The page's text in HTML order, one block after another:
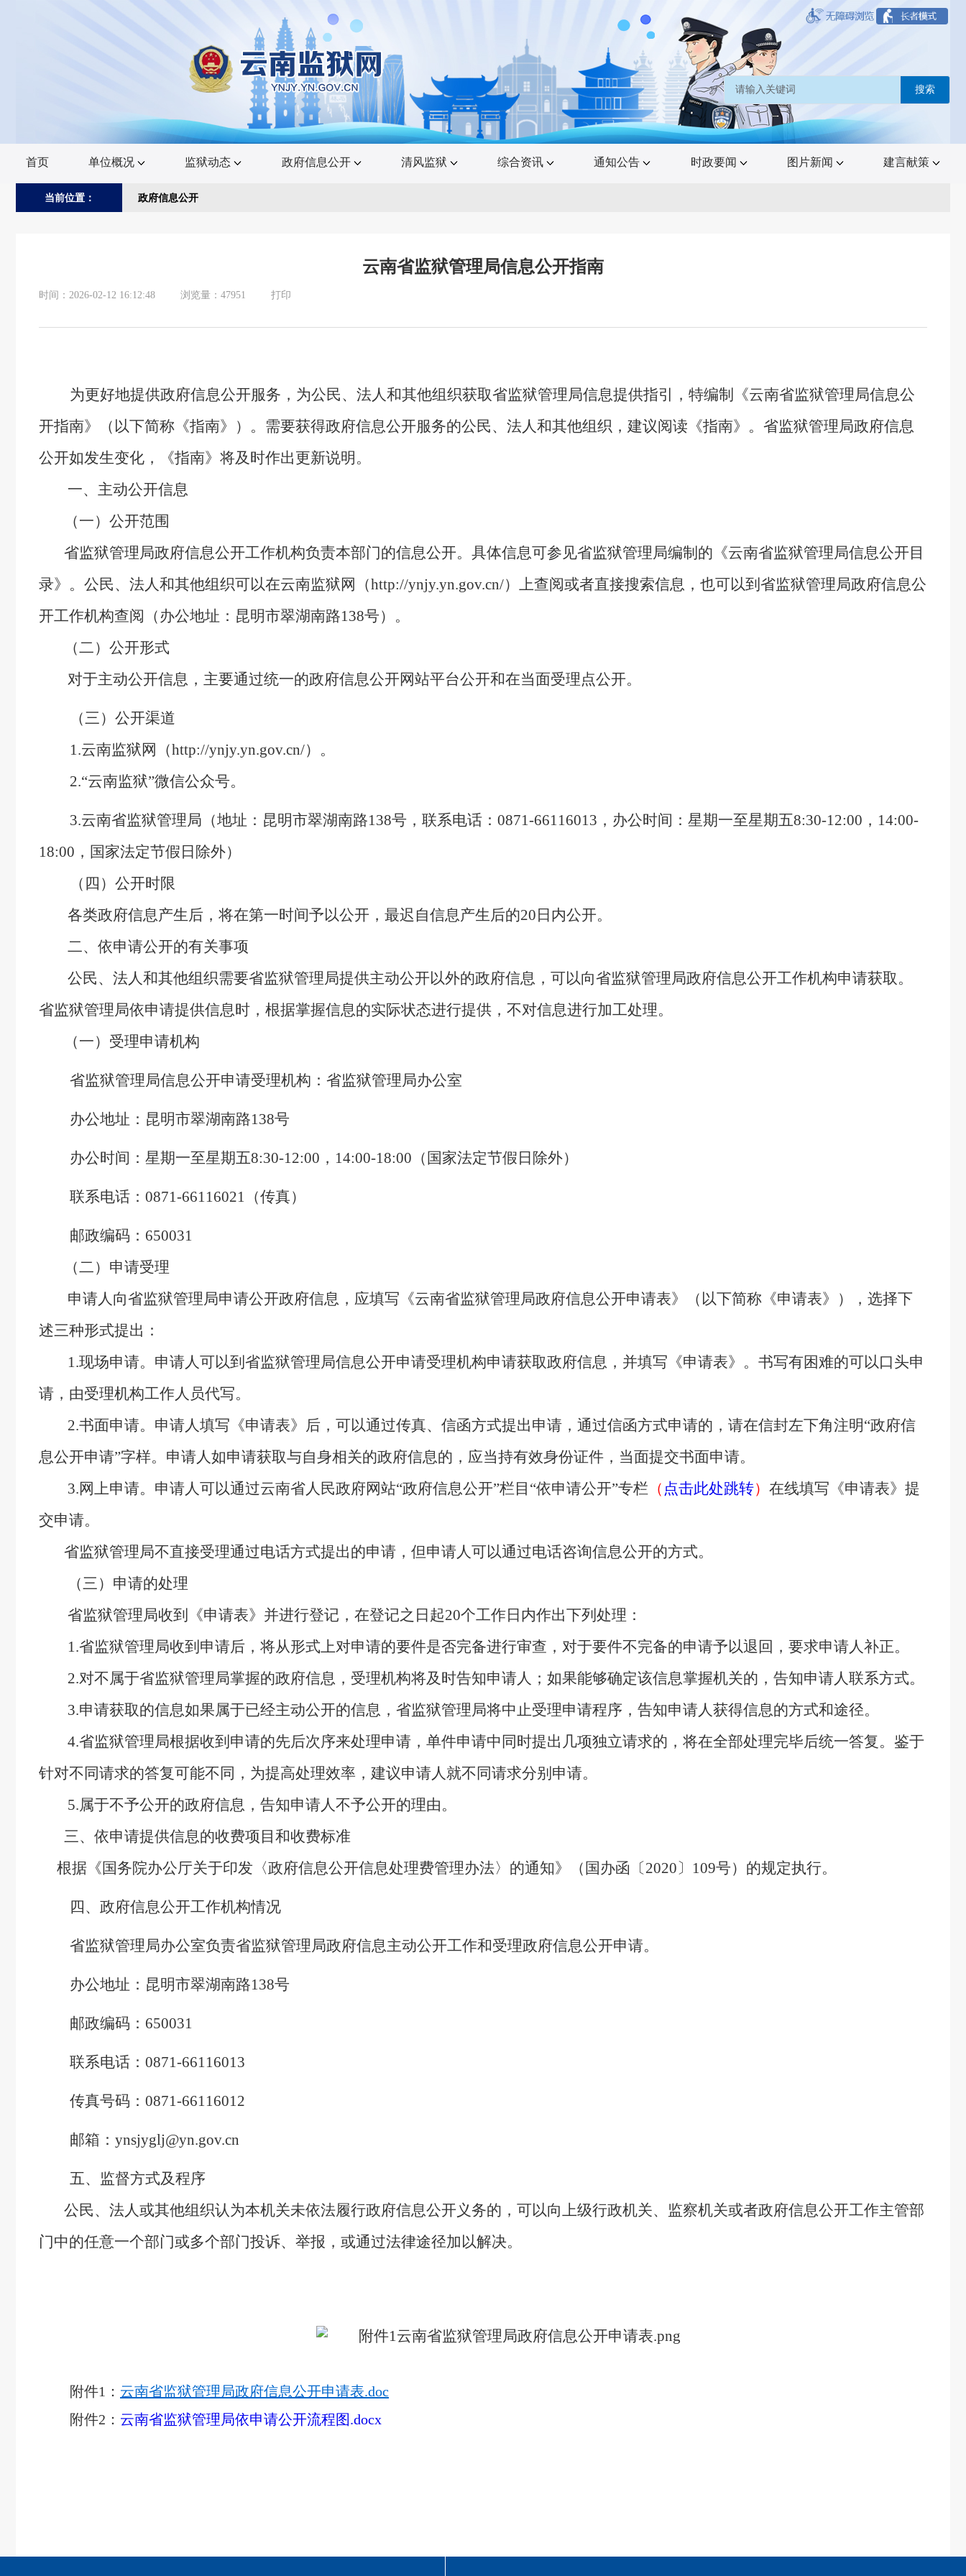
搜索
首页 单位概况 监狱动态 政府信息公开 清风监狱 综合资讯 通知公告 时政要闻 图片新闻 建言献策
当前位置： 政府信息公开
云南省监狱管理局信息公开指南
时间：2026-02-12 16:12:48 浏览量：47951 打印
为更好地提供政府信息公开服务，为公民、法人和其他组织获取省监狱管理局信息提供指引，特编制《云南省监狱管理局信息公
开指南》（以下简称《指南》）。需要获得政府信息公开服务的公民、法人和其他组织，建议阅读《指南》。省监狱管理局政府信息
公开如发生变化，《指南》将及时作出更新说明。
一、主动公开信息
（一）公开范围
省监狱管理局政府信息公开工作机构负责本部门的信息公开。具体信息可参见省监狱管理局编制的《云南省监狱管理局信息公开目
录》。公民、法人和其他组织可以在云南监狱网（http://ynjy.yn.gov.cn/）上查阅或者直接搜索信息，也可以到省监狱管理局政府信息公
开工作机构查阅（办公地址：昆明市翠湖南路138号）。
（二）公开形式
对于主动公开信息，主要通过统一的政府信息公开网站平台公开和在当面受理点公开。
（三）公开渠道
1.云南监狱网（http://ynjy.yn.gov.cn/） 。
2.“云南监狱”微信公众号。
3.云南省监狱管理局（地址： 昆明市翠湖南路138号 ， 联系电话：0871-66116013 ， 办公时间：星期一至星期五8:30-12:00，14:00-
18:00 ，国家法定节假日除外）
（四）公开时限
各类政府信息产生后，将在第一时间予以公开，最迟自信息产生后的20日内公开。
二、依申请公开的有关事项
公民、法人和其他组织需要省监狱管理局提供主动公开以外的政府信息，可以向省监狱管理局政府信息公开工作机构申请获取。
省监狱管理局依申请提供信息时，根据掌握信息的实际状态进行提供，不对信息进行加工处理。
（一）受理申请机构
省监狱管理局信息公开申请受理机构：省监狱管理局办公室
办公地址：昆明市翠湖南路138号
办公时间：星期一至星期五8:30-12:00，14:00-18:00（国家法定节假日除外）
联系电话：0871-66116021（传真）
邮政编码：650031
（二）申请受理
申请人向省监狱管理局申请公开政府信息，应填写《云南省监狱管理局政府信息公开申请表》（以下简称《申请表》），选择下
述三种形式提出：
1.现场申请。申请人可以到省监狱管理局信息公开申请受理机构申请获取政府信息，并填写《申请表》。书写有困难的可以口头申
请，由受理机构工作人员代写。
2.书面申请。申请人填写《申请表》后，可以通过传真、信函方式提出申请，通过信函方式申请的，请在信封左下角注明“政府信
息公开申请”字样。申请人如申请获取与自身相关的政府信息的，应当持有效身份证件，当面提交书面申请。
3.网上申请。申请人可以通过云南省人民政府网站“政府信息公开”栏目“依申请公开”专栏 （ 点击此处跳转） 在线填写《申请表》提
交申请。
省监狱管理局不直接受理通过电话方式提出的申请，但申请人可以通过电话咨询信息公开的方式。
（三）申请的处理
省监狱管理局收到《申请表》并进行登记，在登记之日起20个工作日内作出下列处理：
1.省监狱管理局收到申请后，将从形式上对申请的要件是否完备进行审查，对于要件不完备的申请予以退回，要求申请人补正。
2.对不属于省监狱管理局掌握的政府信息，受理机构将及时告知申请人；如果能够确定该信息掌握机关的，告知申请人联系方式。
3.申请获取的信息如果属于已经主动公开的信息，省监狱管理局将中止受理申请程序，告知申请人获得信息的方式和途径。
4.省监狱管理局根据收到申请的先后次序来处理申请，单件申请中同时提出几项独立请求的，将在全部处理完毕后统一答复。鉴于
针对不同请求的答复可能不同，为提高处理效率，建议申请人就不同请求分别申请。
5.属于不予公开的政府信息，告知申请人不予公开的理由。
三、依申请提供信息的收费项目和收费标准
根据 《国务院办公厅关于印发〈政府信息公开信息处理费管理办法〉的通知》（国办函〔2020〕109号） 的规定执行。
四、政府信息公开工作机构情况
省监狱管理局办公室负责省监狱管理局政府信息主动公开工作和受理政府信息公开申请。
办公地址：昆明市翠湖南路138号
邮政编码：650031
联系电话：0871-66116013
传真号码：0871-66116012
邮箱：ynsjyglj@yn.gov.cn
五、监督方式及程序
公民、法人或其他组织认为本机关未依法履行政府信息公开义务的，可以向上级行政机关、监察机关或者政府信息公开工作主管部
门中的任意一个部门或多个部门投诉、举报，或通过法律途径加以解决。
附件1： 云南省监狱管理局政府信息公开申请表.doc
附件2： 云南省监狱管理局依申请公开流程图.docx